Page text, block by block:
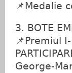
📌Medalie
3. BOTE
📌Premiul
George-